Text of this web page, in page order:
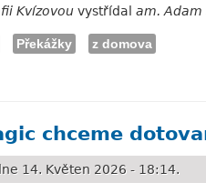
Kvízovou vystřídal am. Adam
Překážky
z domova
chceme
14. Květen 2026 - 18:14.